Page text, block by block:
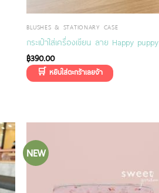
BLUSHES & STATIONARY CASE
กระเป๋าใส่เครื่องเขียน ลาย Happy puppy
฿390.00
NEW